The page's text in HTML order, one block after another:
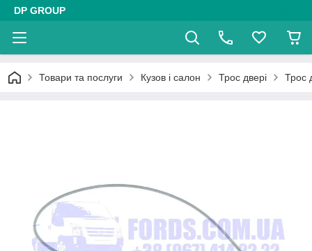
DP GROUP
Товари та послуги Кузов і салон Трос двері Трос